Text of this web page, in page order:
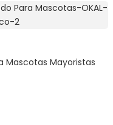
Mascotas Mayoristas